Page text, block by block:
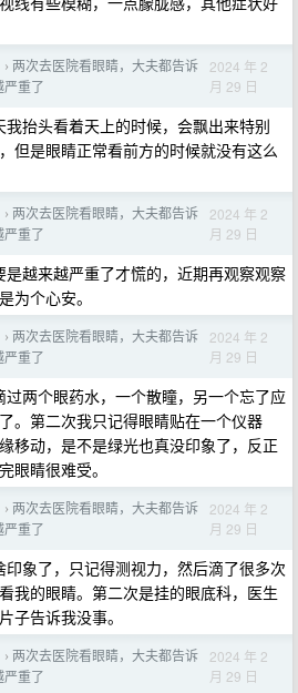
› 两次去医院看眼睛，大夫都告诉
重了
2024 年 2
月 29 日
我抬头看着天上的时候，会飘出来特别
但是眼睛正常看前方的时候就没有这么
› 两次去医院看眼睛，大夫都告诉
重了
2024 年 2
月 29 日
是越来越严重了才慌的，近期再观察观察
为个心安。
› 两次去医院看眼睛，大夫都告诉
重了
2024 年 2
月 29 日
过两个眼药水，一个散瞳，另一个忘了应
。第二次我只记得眼睛贴在一个仪器
移动，是不是绿光也真没印象了，反正
眼睛很难受。
› 两次去医院看眼睛，大夫都告诉
重了
2024 年 2
月 29 日
印象了，只记得测视力，然后滴了很多次
我的眼睛。第二次是挂的眼底科，医生
子告诉我没事。
› 两次去医院看眼睛，大夫都告诉
重了
2024 年 2
月 29 日